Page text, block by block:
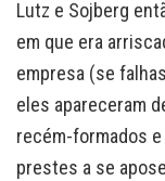
Lutz e Sojberg
em que era
empresa (se
eles apareceram
recém-formados
prestes a se